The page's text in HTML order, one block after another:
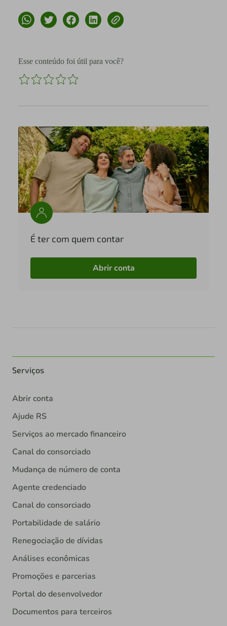
Esse conteúdo foi útil para você?
É ter com quem contar
Abrir conta
Serviços
Abrir conta
Ajude RS
Serviços ao mercado financeiro
Canal do consorciado
Mudança de número de conta
Agente credenciado
Canal do consorciado
Portabilidade de salário
Renegociação de dívidas
Análises econômicas
Promoções e parcerias
Portal do desenvolvedor
Documentos para terceiros